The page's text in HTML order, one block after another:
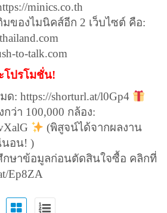
minics.co.th
มของไมนิคส์อีก 2 เว็บไซต์ คือ:
to-talk.com
โปรโมชั่น!
ด: https://shorturl.at/l0Gp4
ว่า 100,000 กล้อง:
(พิสูจน์ได้จากผลงาน
นอน! )
กษาข้อมูลก่อนตัดสินใจซื้อ คลิกที่
Ep8ZA